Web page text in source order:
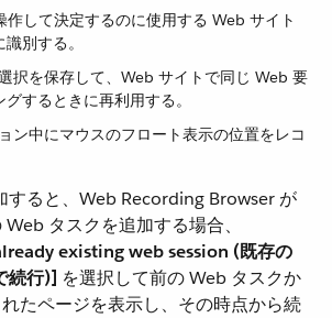
作して決定するのに使用する Web サイト
別する。
択を保存して、Web サイトで同じ Web 要
するときに再利用する。
ン中にマウスのフロート表示の位置をレコ
すると、Web Recording Browser が
タスクを追加する場合、​
existing web session (既存の
続行)] ​ を選択して前の Web タスクか
たページを表示し、その時点から続